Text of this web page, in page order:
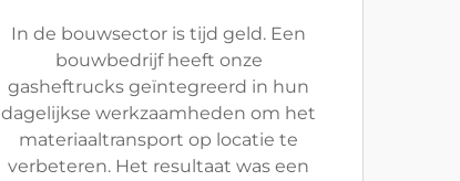
In de bouwsector is tijd geld. Een
bouwbedrijf heeft onze
gasheftrucks geïntegreerd in hun
dagelijkse werkzaamheden om het
materiaaltransport op locatie te
verbeteren. Het resultaat was een